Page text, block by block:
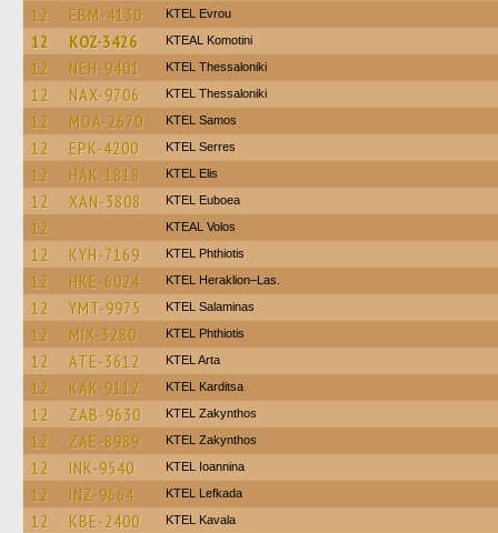
12 EBM-4130 KTEL Evrou
12 KOZ-3426 KTEAL Komotini
12 NEH-9401 KTEL Thessaloniki
12 NAX-9706 KTEL Thessaloniki
12 MOA-2670 KTEL Samos
12 EPK-4200 KTEL Serres
12 HAK-1818 KTEL Elis
12 XAN-3808 ΚΤΕL Euboea
12 KTEAL Volos
12 KYH-7169 ΚΤΕL Phthiotis
12 HKE-6024 KTEL Heraklion–Las.
12 YMT-9975 KTEL Salaminas
12 MIX-3280 ΚΤΕL Phthiotis
12 ATE-3612 KTEL Arta
12 KAK-9112 ΚΤΕL Karditsa
12 ZAB-9630 KTEL Zakynthos
12 ZAE-8989 KTEL Zakynthos
12 INK-9540 KTEL Ioannina
12 INZ-9664 KTEL Lefkada
12 KBE-2400 KTEL Kavala